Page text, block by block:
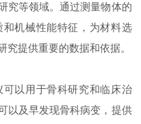
究等领域。通过测量物体的
机械性能特征，为材料选
提供重要的数据和依据。
以用于骨科研究和临床治
以及早发现骨科病变，提供